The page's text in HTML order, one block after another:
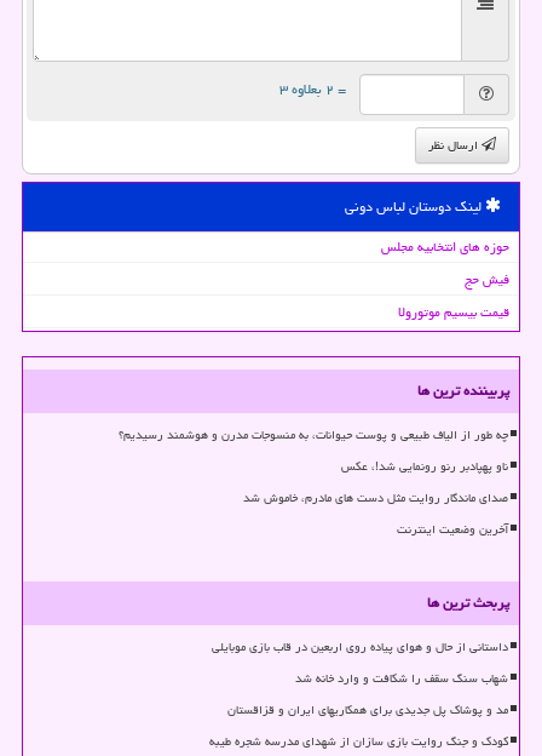
= ۲ بعلاوه ۳
ارسال نظر
لینک دوستان لباس دونی
حوزه های انتخابیه مجلس
فیش حج
قیمت بیسیم موتورولا
پربیننده ترین ها
چه طور از الیاف طبیعی و پوست حیوانات، به منسوجات مدرن و هوشمند رسیدیم؟
ناو پهپادبر رنو رونمایی شد!، عکس
صدای ماندگار روایت مثل دست های مادرم، خاموش شد
آخرین وضعیت اینترنت
پربحث ترین ها
داستانی از حال و هوای پیاده روی اربعین در قاب بازی موبایلی
شهاب سنگ سقف را شکافت و وارد خانه شد
مد و پوشاک پل جدیدی برای همکاریهای ایران و قزاقستان
کودک و جنگ روایت بازی سازان از شهدای مدرسه شجره طیبه